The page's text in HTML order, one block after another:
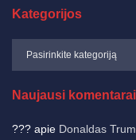
Kategorijos
Naujausi komentarai
??? apie Donaldas